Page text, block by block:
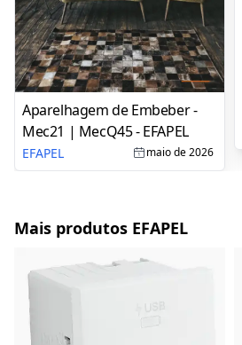
Aparelhagem de Embeber -
Mec21 | MecQ45 - EFAPEL
EFAPEL maio de 2026
Mais produtos EFAPEL